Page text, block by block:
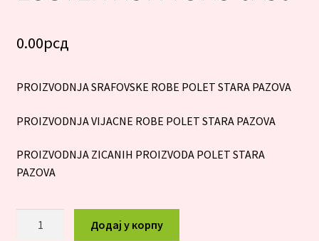
0.00рсд
PROIZVODNJA SRAFOVSKE ROBE POLET STARA PAZOVA
PROIZVODNJA VIJACNE ROBE POLET STARA PAZOVA
PROIZVODNJA ZICANIH PROIZVODA POLET STARA
PAZOVA
Додај у корпу